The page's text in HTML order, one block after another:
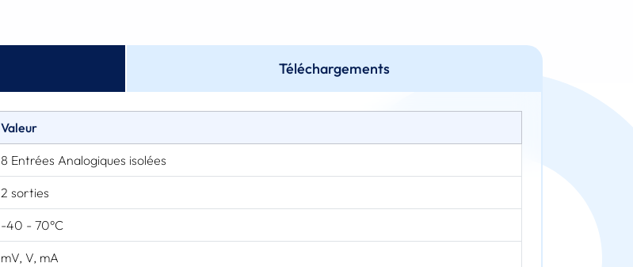
Téléchargements
Valeur
8 Entrées Analogiques isolées
2 sorties
-40 - 70°C
mV, V, mA